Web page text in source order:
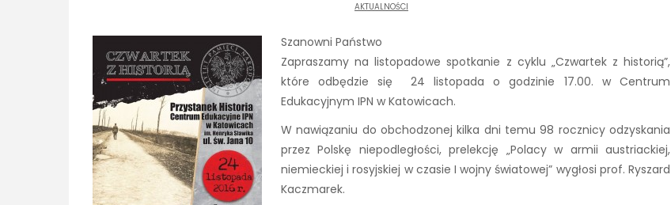
AKTUALNOŚCI
Szanowni Państwo
Zapraszamy na listopadowe spotkanie z cyklu „Czwartek z historią”,
które odbędzie się 24 listopada o godzinie 17.00. w Centrum
Edukacyjnym IPN w Katowicach.
W nawiązaniu do obchodzonej kilka dni temu 98 rocznicy odzyskania
przez Polskę niepodległości, prelekcję „Polacy w armii austriackiej,
niemieckiej i rosyjskiej w czasie I wojny światowej” wygłosi prof. Ryszard
Kaczmarek.